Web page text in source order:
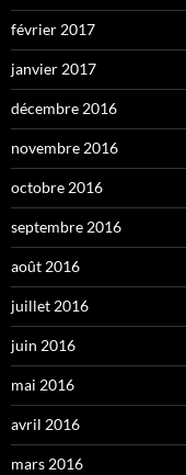
février 2017
janvier 2017
décembre 2016
novembre 2016
octobre 2016
septembre 2016
août 2016
juillet 2016
juin 2016
mai 2016
avril 2016
mars 2016